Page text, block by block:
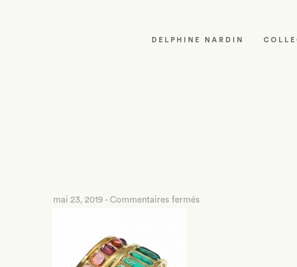
DELPHINE NARDIN
mai 23, 2019 - Commentaires fermés